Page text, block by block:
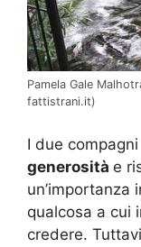
Pamela Gale
fattistrani.it)
I due
generosità e
un’importanza
qualcosa a cui
credere.